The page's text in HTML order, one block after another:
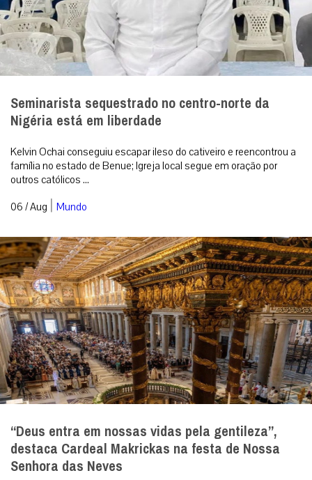
Seminarista sequestrado no centro-norte da
Nigéria está em liberdade
Kelvin Ochai conseguiu escapar ileso do cativeiro e reencontrou a
família no estado de Benue; Igreja local segue em oração por
outros católicos ...
06 / Aug | Mundo
“Deus entra em nossas vidas pela gentileza”,
destaca Cardeal Makrickas na festa de Nossa
Senhora das Neves